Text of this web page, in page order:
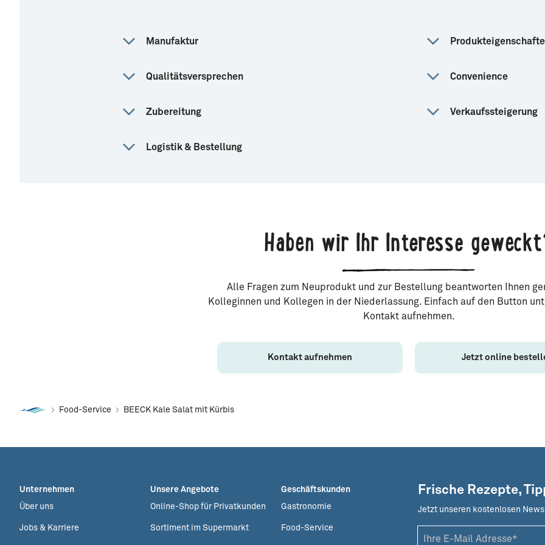
Manufaktur
Qualitätsversprechen Convenience
Zubereitung Verkaufssteigerung
Logistik & Bestellung
Haben wir Ihr Interesse
Alle Fragen zum Neuprodukt und zur Bestellung beantworten Ihnen
Kolleginnen und Kollegen in der Niederlassung. Einfach auf den Button
Kontakt aufnehmen.
Kontakt aufnehmen Jetzt online
Food-Service BEECK Kale Salat mit Kürbis
Unternehmen
Über uns
Jobs & Karriere
Unsere Angebote
Online-Shop für Privatkunden
Sortiment im Supermarkt
Geschäftskunden
Gastronomie
Food-Service
Frische Rezepte,
Jetzt unseren kostenlosen